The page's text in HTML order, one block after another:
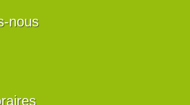
nous